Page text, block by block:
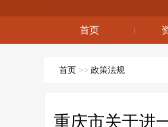
首页
首页 >> 政策法规
重庆市关于进